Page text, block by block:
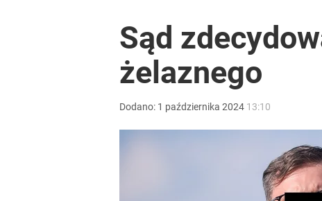
Sąd
żelaznego
Dodano: 1 października 2024 13:10